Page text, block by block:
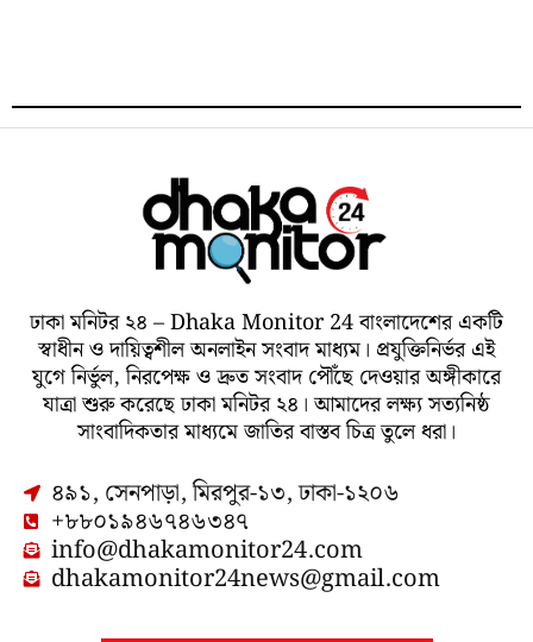
ঢাকা মনিটর ২৪ – Dhaka Monitor 24 বাংলাদেশের একটি
স্বাধীন ও দায়িত্বশীল অনলাইন সংবাদ মাধ্যম। প্রযুক্তিনির্ভর এই
যুগে নির্ভুল, নিরপেক্ষ ও দ্রুত সংবাদ পৌঁছে দেওয়ার অঙ্গীকারে
যাত্রা শুরু করেছে ঢাকা মনিটর ২৪। আমাদের লক্ষ্য সত্যনিষ্ঠ
সাংবাদিকতার মাধ্যমে জাতির বাস্তব চিত্র তুলে ধরা।
৪৯১, সেনপাড়া, মিরপুর-১৩, ঢাকা-১২০৬
+৮৮০১৯৪৬৭৪৬৩৪৭
info@dhakamonitor24.com
dhakamonitor24news@gmail.com